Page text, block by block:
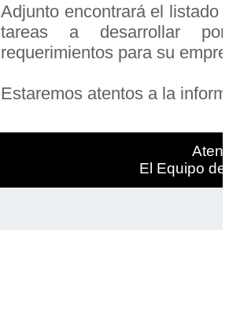
Adjunto encontrará el listado
tareas a desarrollar
requerimientos para su
Estaremos atentos a la
El Equipo